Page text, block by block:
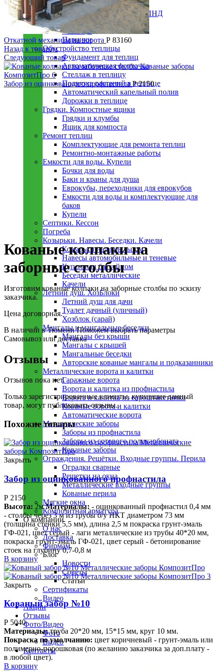
поликарбоната
Полиэтилен низкого давления ПНД
Теплицы и парники
Теплицы
Парники
Обустройство теплицы
Фундамент для теплиц
Автоматическая форточка
Стеллаж в теплицу
Подвязка растений в теплице
Автоматический капельный полив
Дорожки в теплице
Грядки. Компостные ящики
Грядки и клумбы
Ящик для компоста
Ремонт теплиц
Комплектующие для ремонта теплиц
Ремонтно-монтажные работы
Емкости для воды. Купели
Бочки для воды
Баки и краны для душа
Еврокубы, переходники для еврокубов
Емкости для воды и комплектующие для
баков
Купели
Септики. Кессон
Погреба
Козырьки. Навесы. Беседки. Качели
Козырьки над крыльцом
Навесы автомобильные и теневые
Купол над бассейном
Беседки металлическиe
Качели
Летний душ. ХозБлоки
Летний душ для дачи
Туалет дачный (уличный)
Хозблок (сарай)
Мангалы и мангальные беседки
Мангалы без крыши
Мангалы с крышей
Мангальные беседки
Авторские кованые мангалы и подказанники
Металлическиe ворота и калитки
Гаражные ворота
Ворота и калитка из профнастила
Ворота и калитка из евроштакетника
Кованые ворота и калитки
Автоматические ворота
Металлическиe заборы
Заборы из профнастила
Заборы из сотового поликарбоната
Кованые заборы
Ограждения. Решётки. Входные группы. Перила
Оградки сварные
Решетки на окна
Металлические входные группы
Кованые перила
Мягкие окна
Композитная арматура
О компании
О нас
Доставка
Фирмам
Блог
Новости
Советы
Статьи
Сертификаты
Видео
Акции
Отзывы
Фото/Видео
Фото
Видео
Контакты
Откатной механизм на ворота Р 83160
Назад к товарам
Следующий товар
Забор из оцинкованного профнастилаР2150
Увеличить
Кованые колпаки на
заборные столбы
Изготовим кованые колпаки на заборные столбы по эскизу
заказчика.
Цена договорная.
В наличии в Тюмени Поможем выбрать параметры
Самовывоз или доставка
Отзывы
Отзывов пока нет.
Только зарегистрированные клиенты, купившие данный
товар, могут публиковать отзывы.
Похожие товары
Закрыть
Забор из оцинкованного профнастила
Р 2150
Высота: 2мМатериалы: - оцинкованный профнастил 0,4 мм
- столбы через 3 м из трубы б/у НКТ диаметром 73 мм
(толщина стенки 5,5 мм), длина 2,5 м покраска грунт-эмаль
ГФ-021, цвет серый - лаги металлические из трубы 40*20 мм,
покраска грунт-эмаль ГФ-021, цвет серый - бетонирование
стоек на глубину 0,7-0,8 м
В корзину
Закрыть
Кованый забор №10
Р 5040
Материалы:труба 20*20 мм, 15*15 мм, круг 10 мм.
Покраска по умолчанию: цвет коричневый - грунт-эмаль или
полимерно-порошковая (по желанию заказчика за доп.плату -
в любой цвет).
В корзину